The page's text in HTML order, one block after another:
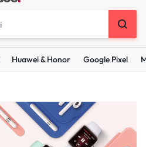
Huawei & Honor Google Pixel